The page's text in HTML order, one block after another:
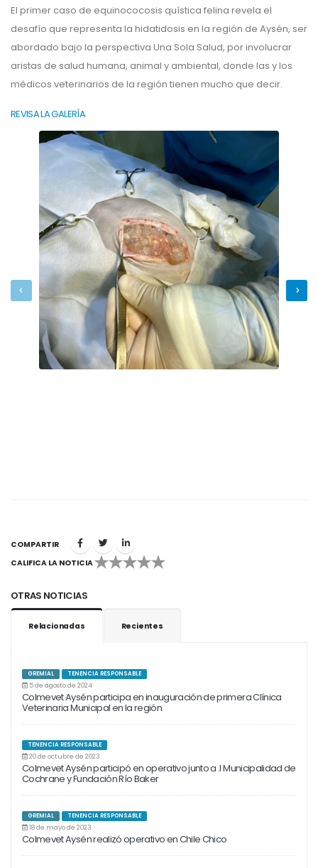
El primer caso de equinococosis quística felina revela el
desafío que representa la hidatidosis en la región de Aysén, ser
abordado bajo la perspectiva Una Sola Salud, por involucrar
aristas de salud humana, animal y ambiental, donde las y los
médicos veterinarios de la región tienen mucho que decir.
REVISA LA GALERÍA
COMPARTIR
CALIFICA LA NOTICIA
1 2 3 4 5
OTRAS NOTICIAS
Relacionadas Recientes
GREMIAL TENENCIA RESPONSABLE
5 de agosto de 2024
Colmevet Aysén participa en inauguración de primera Clínica
Veterinaria Municipal en la región
TENENCIA RESPONSABLE
20 de octubre de 2023
Colmevet Aysén participó en operativo junto a .I Municipalidad de
Cochrane y Fundación Río Baker
GREMIAL TENENCIA RESPONSABLE
18 de mayo de 2023
Colmevet Aysén realizó operativo en Chile Chico